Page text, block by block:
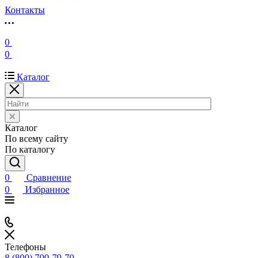
Контакты
0
0
Каталог
Каталог
По всему сайту
По каталогу
0
Сравнение
0
Избранное
Телефоны